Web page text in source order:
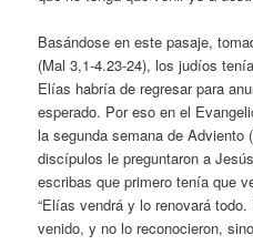
Basándose en este pasaje,
(Mal 3,1-4.23-24), los judíos
Elías habría de regresar para
esperado. Por eso en el
la segunda semana de Adviento
discípulos le preguntaron a
escribas que primero tenía que
“Elías vendrá y lo renovará
venido, y no lo reconocieron,